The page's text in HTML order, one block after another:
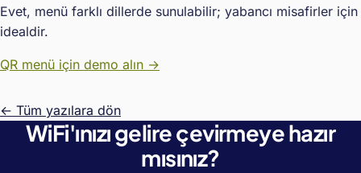
Evet, menü farklı dillerde sunulabilir; yabancı misafirler için
idealdir.
QR menü için demo alın →
← Tüm yazılara dön
WiFi'ınızı gelire çevirmeye hazır
mısınız?